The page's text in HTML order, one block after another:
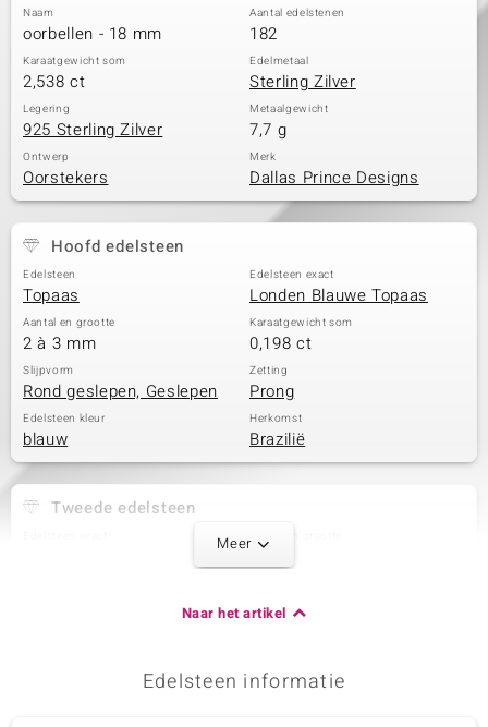
Naam
oorbellen - 18 mm
Aantal edelstenen
182
Karaatgewicht som
2,538 ct
Edelmetaal
Sterling Zilver
Legering
925 Sterling Zilver
Metaalgewicht
7,7 g
Ontwerp
Oorstekers
Merk
Dallas Prince Designs
Hoofd edelsteen
Edelsteen
Topaas
Edelsteen exact
Londen Blauwe Topaas
Aantal en grootte
2 à 3 mm
Karaatgewicht som
0,198 ct
Slijpvorm
Rond geslepen, Geslepen
Zetting
Prong
Edelsteen kleur
blauw
Herkomst
Brazilië
Tweede edelsteen
Rond geslepen
Meer
Naar het artikel
Edelsteen informatie